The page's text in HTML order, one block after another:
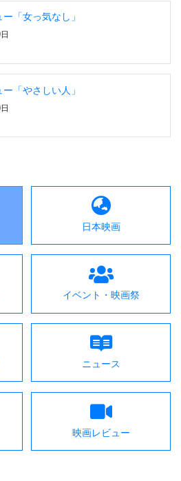
「女っ気なし」
「やさしい人」
日本映画
イベント・映画祭
ニュース
映画レビュー